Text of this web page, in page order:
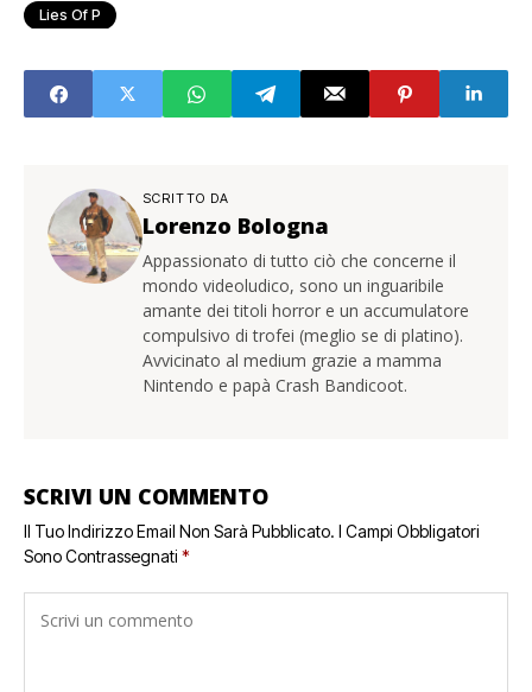
Lies Of P
SCRITTO DA
Lorenzo Bologna
Appassionato di tutto ciò che concerne il
mondo videoludico, sono un inguaribile
amante dei titoli horror e un accumulatore
compulsivo di trofei (meglio se di platino).
Avvicinato al medium grazie a mamma
Nintendo e papà Crash Bandicoot.
SCRIVI UN COMMENTO
Il Tuo Indirizzo Email Non Sarà Pubblicato. I Campi Obbligatori
Sono Contrassegnati *